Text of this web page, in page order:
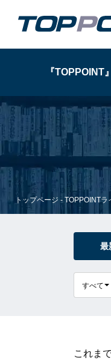
『TOPPOINT』
トップページ - TOPPOINTラ
最
すべて
これま